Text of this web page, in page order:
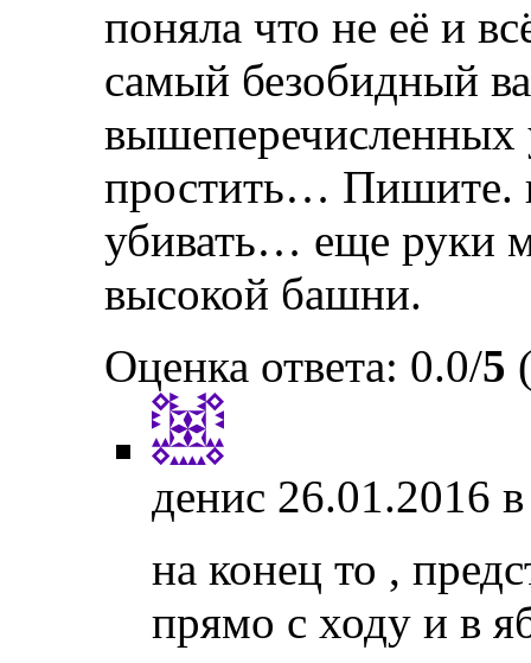
поняла что не её и
самый безобидный
простить… Пишите.
убивать… еще руки
высокой башни.
Оценка ответа: 0.0/5
денис 26.01.2016
на конец то ,
прямо с ходу и в